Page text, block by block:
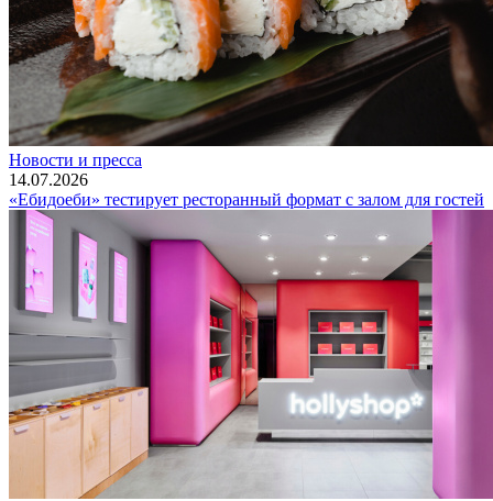
Новости и пресса
14.07.2026
«Ебидоеби» тестирует ресторанный формат с залом для гостей